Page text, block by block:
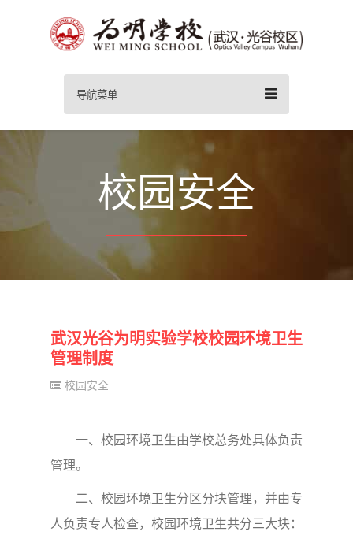
导航菜单
校园安全
武汉光谷为明实验学校校园环境卫生
管理制度
校园安全
一、校园环境卫生由学校总务处具体负责
管理。
二、校园环境卫生分区分块管理，并由专
人负责专人检查，校园环境卫生共分三大块：